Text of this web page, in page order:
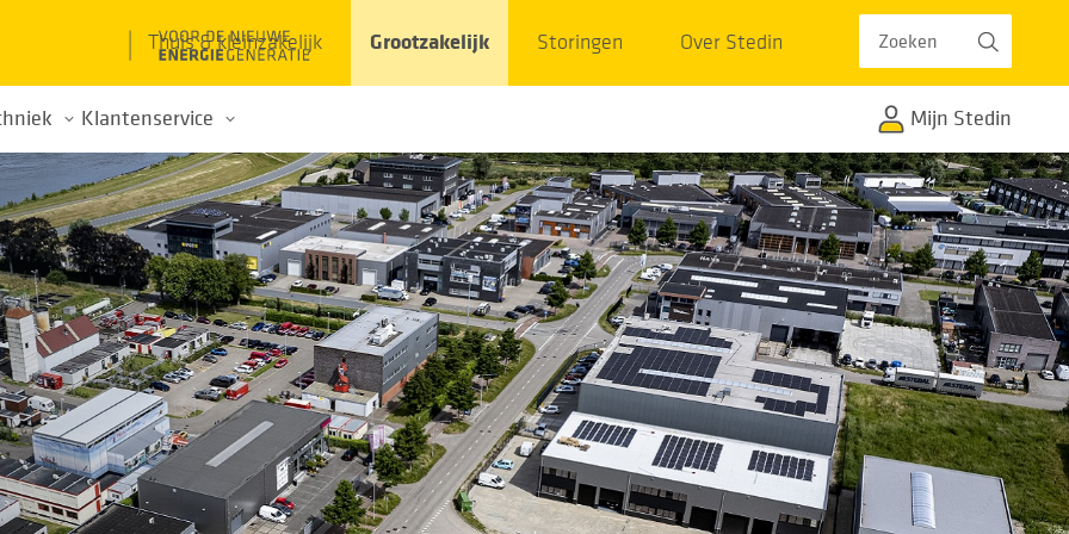
Thuis & kleinzakelijk Grootzakelijk Storingen Over Stedin
maken
energie opwekken
Zegelrecht
Richtlijnen
Veilig werken
Technische uitleg over de meterkast
Grondroerdersregeling
Klicinformatie
Technische uitleg over de aansluiting
Voorwaarden voor uitvoering
Klantenservice
Contact
Veelgestelde vragen
Mijn Stedin